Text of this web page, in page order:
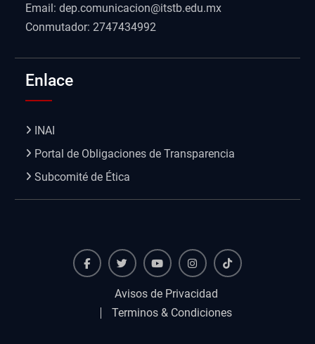
Email: dep.comunicacion@itstb.edu.mx
Conmutador: 2747434992
Enlace
INAI
Portal de Obligaciones de Transparencia
Subcomité de Ética
Avisos de Privacidad
Terminos & Condiciones